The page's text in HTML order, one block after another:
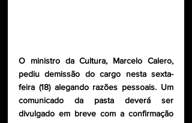
O ministro da Cultura, Marcelo Calero,
pediu demissão do cargo nesta sexta-
feira (18) alegando razões pessoais. Um
comunicado da pasta deverá ser
divulgado em breve com a confirmação